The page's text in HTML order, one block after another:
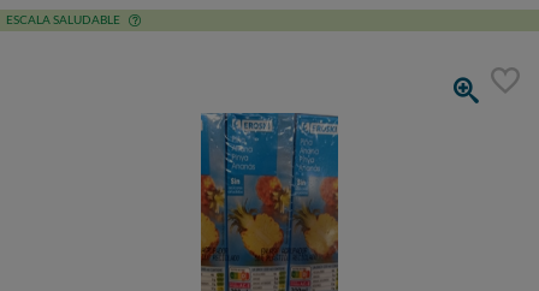
ESCALA SALUDABLE